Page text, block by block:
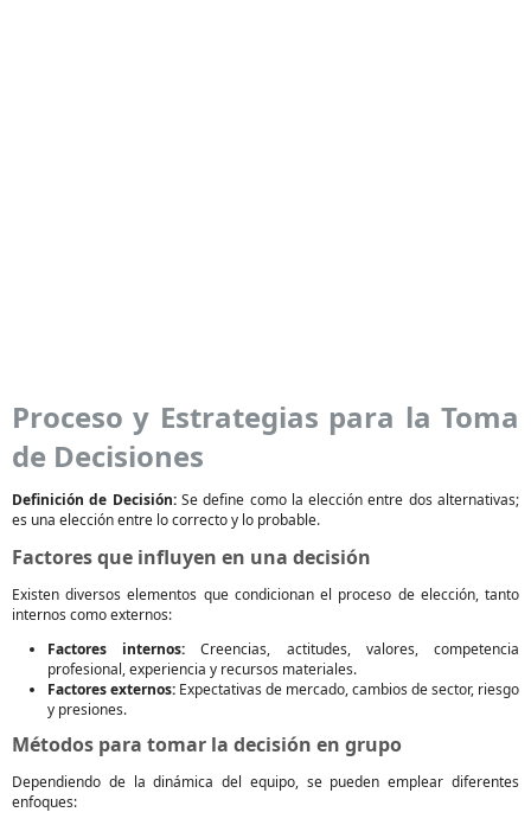
Proceso y Estrategias para la Toma
de Decisiones
Definición de Decisión:Se define como la elección entre dos alternativas;
es una elección entre lo correcto y lo probable.
Factores que influyen en una decisión
Existen diversos elementos que condicionan el proceso de elección, tanto
internos como externos:
Factores internos: Creencias, actitudes, valores, competencia
profesional, experiencia y recursos materiales.
Factores externos: Expectativas de mercado, cambios de sector, riesgo
y presiones.
Métodos para tomar la decisión en grupo
Dependiendo de la dinámica del equipo, se pueden emplear diferentes
enfoques: